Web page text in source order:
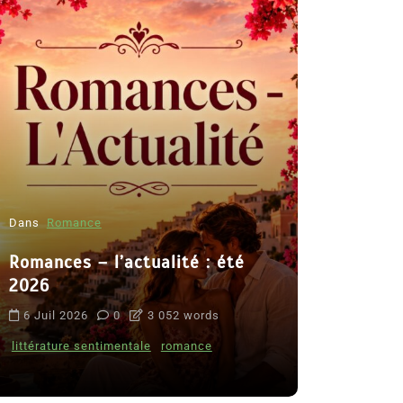
Dans Romance
Romances – l’actualité : été
2026
6 Juil 2026 0 3 052 words
littérature sentimentale romance